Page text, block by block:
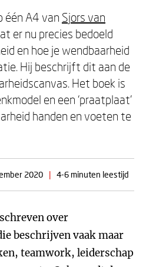
één A4 van Sjors van
er nu precies bedoeld
en hoe je wendbaarheid
Hij beschrijft dit aan de
Het boek is
en een ‘praatplaat'
handen en voeten te
2020 | 4-6 minuten leestijd
over
beschrijven vaak maar
teamwork, leiderschap